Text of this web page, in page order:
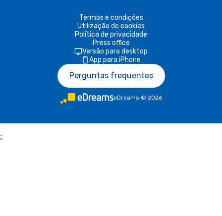
Termos e condições
Utilização de cookies
Política de privacidade
Press office
Versão para desktop
App para iPhone
Perguntas frequentes
eDreams © 2026
;